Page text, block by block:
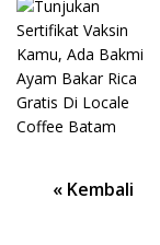
Paginasi
« Kembali